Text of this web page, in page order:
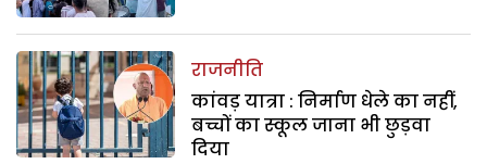
राजनीति
कांवड़ यात्रा : निर्माण धेले का नहीं,
बच्चों का स्कूल जाना भी छुड़वा
दिया